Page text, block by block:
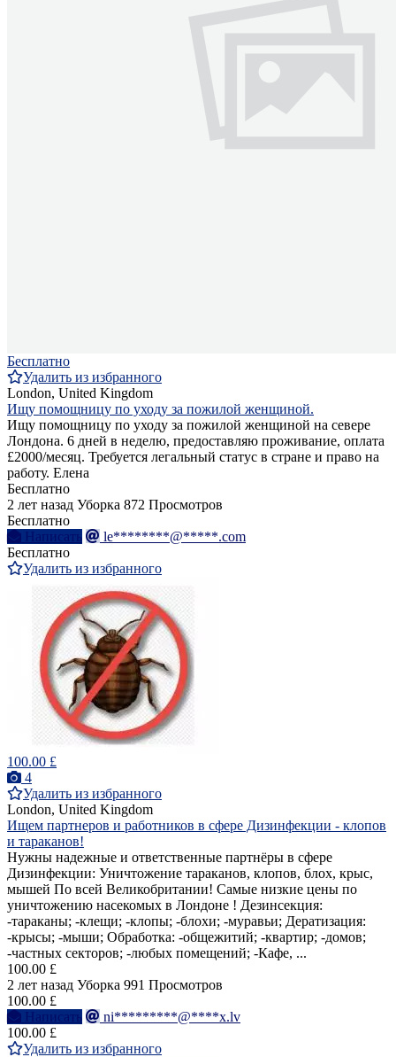
Бесплатно
Удалить из избранного
London, United Kingdom
Ищу помощницу по уходу за пожилой женщиной.
Ищу помощницу по уходу за пожилой женщиной на севере
Лондона. 6 дней в неделю, предоставляю проживание, оплата
£2000/месяц. Требуется легальный статус в стране и право на
работу. Елена
Бесплатно
2 лет назад Уборка 872 Просмотров
Бесплатно
Написать
le********@*****.com
Бесплатно
Удалить из избранного
100.00 £
4
Удалить из избранного
London, United Kingdom
Ищем партнеров и работников в сфере Дизинфекции - клопов
и тараканов!
Нужны надежные и ответственные партнёры в сфере
Дизинфекции: Уничтожение тараканов, клопов, блох, крыс,
мышей По всей Великобритании! Самые низкие цены по
уничтожению насекомых в Лондоне ! Дезинсекция:
-тараканы; -клещи; -клопы; -блохи; -муравьи; Дератизация:
-крысы; -мыши; Обработка: -общежитий; -квартир; -домов;
-частных секторов; -любых помещений; -Кафе, ...
100.00 £
2 лет назад Уборка 991 Просмотров
100.00 £
Написать
ni*********@****x.lv
100.00 £
Удалить из избранного